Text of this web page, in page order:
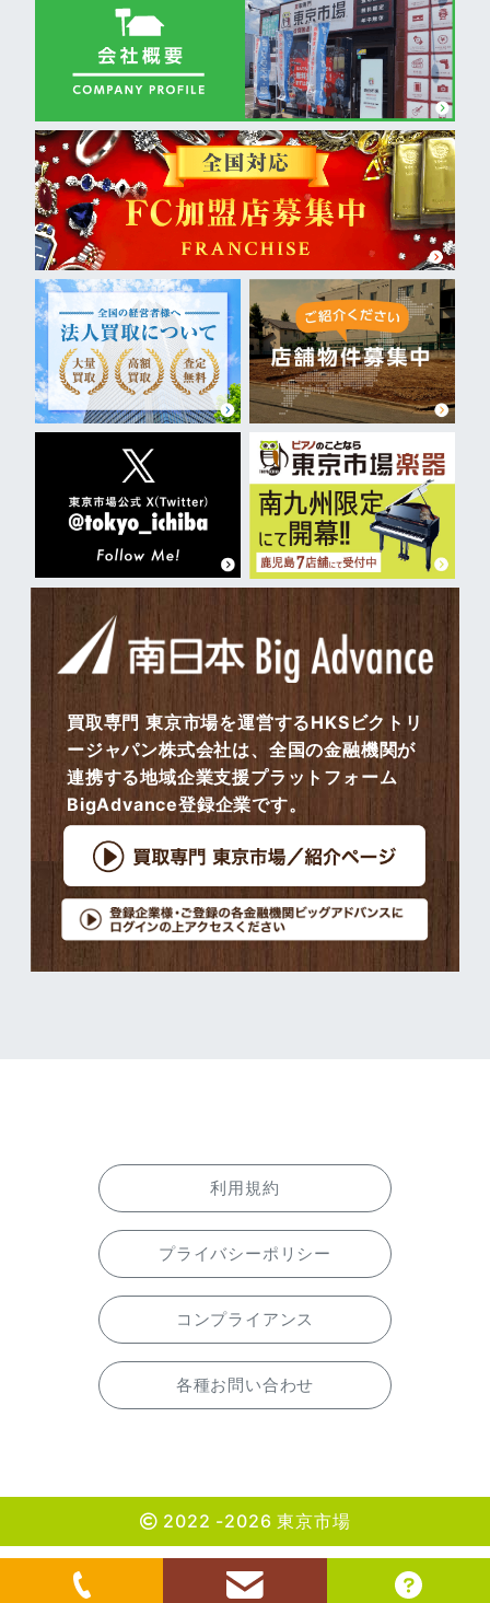
買取専門 東京市場を運営するHKSビクトリ
ージャパン株式会社は、全国の金融機関が
連携する地域企業支援プラットフォーム
BigAdvance登録企業です。
利用規約
プライバシーポリシー
コンプライアンス
各種お問い合わせ
2022 -2026 東京市場